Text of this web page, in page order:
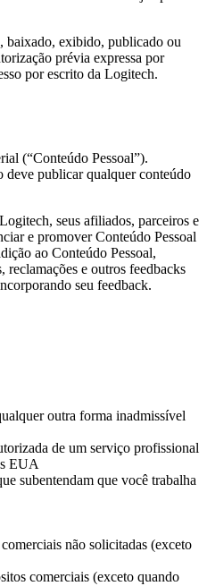
baixado, exibido, publicado ou
prévia expressa por
por escrito da Logitech.
(“Conteúdo Pessoal”).
deve publicar qualquer conteúdo
seus afiliados, parceiros e
e promover Conteúdo Pessoal
ao Conteúdo Pessoal,
reclamações e outros feedbacks
seu feedback.
outra forma inadmissível
de um serviço profissional
EUA
subentendam que você trabalha
não solicitadas (exceto
comerciais (exceto quando